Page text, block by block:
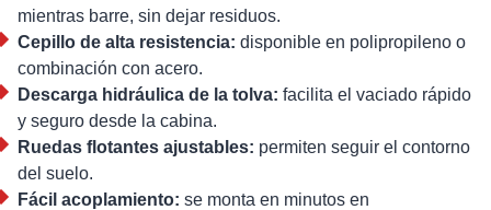
mientras barre, sin dejar residuos.
Cepillo de alta resistencia: disponible en polipropileno o
combinación con acero.
Descarga hidráulica de la tolva: facilita el vaciado rápido
y seguro desde la cabina.
Ruedas flotantes ajustables: permiten seguir el contorno
del suelo.
Fácil acoplamiento: se monta en minutos en